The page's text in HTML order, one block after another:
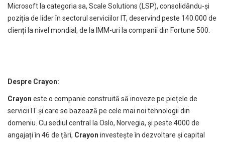
Microsoft la categoria sa, Scale Solutions (LSP), consolidându-și
poziția de lider în sectorul serviciilor IT, deservind peste 140.000 de
clienți la nivel mondial, de la IMM-uri la companii din Fortune 500.
Despre Crayon:
Crayon este o companie construită să inoveze pe piețele de
servicii IT și care se bazează pe cele mai noi tehnologii din
domeniu. Cu sediul central la Oslo, Norvegia, și peste 4000 de
angajați în 46 de țări, Crayon investește în dezvoltare și capital